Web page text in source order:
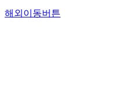
해외이동버튼